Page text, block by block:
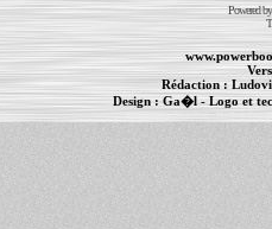
Powered
Rédaction :
Design : Ga�l- Logo et